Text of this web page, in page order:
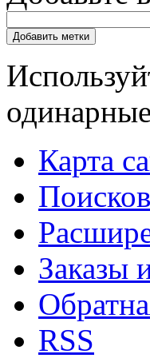
Добавить метки
Карта
Заказы
RSS